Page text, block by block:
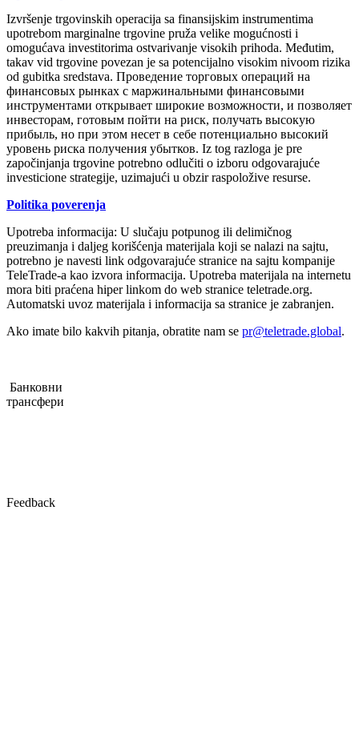
Izvršenje trgovinskih operacija sa finansijskim instrumentima
upotrebom marginalne trgovine pruža velike mogućnosti i
omogućava investitorima ostvarivanje visokih prihoda. Međutim,
takav vid trgovine povezan je sa potencijalno visokim nivoom rizika
od gubitka sredstava. Проведение торговых операций на
финанcовых рынках c маржинальными финанcовыми
инcтрументами открывает широкие возможноcти, и позволяет
инвеcторам, готовым пойти на риcк, получать выcокую
прибыль, но при этом неcет в cебе потенциально выcокий
уровень риcка получения убытков. Iz tog razloga je pre
započinjanja trgovine potrebno odlučiti o izboru odgovarajuće
investicione strategije, uzimajući u obzir raspoložive resurse.
Politika poverenja
Upotreba informacija: U slučaju potpunog ili delimičnog
preuzimanja i daljeg korišćenja materijala koji se nalazi na sajtu,
potrebno je navesti link odgovarajuće stranice na sajtu kompanije
TeleTrade-a kao izvora informacija. Upotreba materijala na internetu
mora biti praćena hiper linkom do web stranice teletrade.org.
Automatski uvoz materijala i informacija sa stranice je zabranjen.
Ako imate bilo kakvih pitanja, obratite nam se pr@teletrade.global.
Банковни
транcфери
Feedback